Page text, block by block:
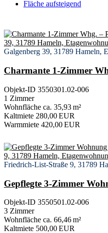
Fläche aufsteigend
Galgenberg 39, 31789 Hameln,
Charmante 1-Zimmer
Objekt-ID 3550301.02-006
1 Zimmer
Wohnfläche ca. 35,93 m²
Kaltmiete 280,00 EUR
Warmmiete 420,00 EUR
Friedrich-List-Straße 9, 31789
Gepflegte 3-Zimmer
Objekt-ID 3550501.02-006
3 Zimmer
Wohnfläche ca. 66,46 m²
Kaltmiete 500,00 EUR